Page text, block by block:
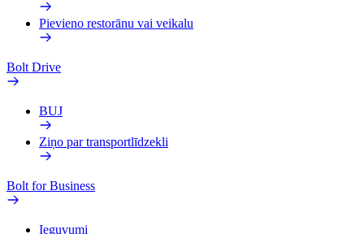
Pievieno restorānu vai veikalu
Bolt Drive
BUJ
Ziņo par transportlīdzekli
Bolt for Business
Ieguvumi